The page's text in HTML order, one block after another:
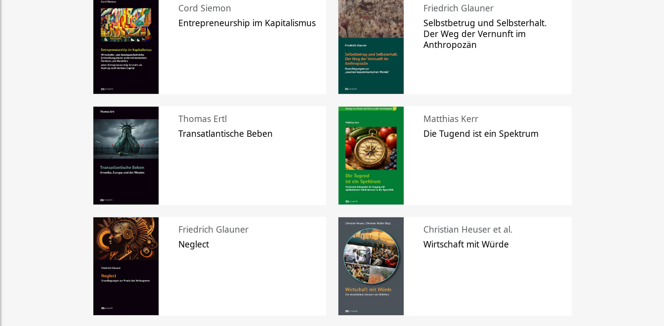
Cord Siemon
Entrepreneurship im Kapitalismus
Friedrich Glauner
Selbstbetrug und Selbsterhalt.
Der Weg der Vernunft im
Anthropozän
Thomas Ertl
Transatlantische Beben
Matthias Kerr
Die Tugend ist ein Spektrum
Friedrich Glauner
Neglect
Christian Heuser et al.
Wirtschaft mit Würde